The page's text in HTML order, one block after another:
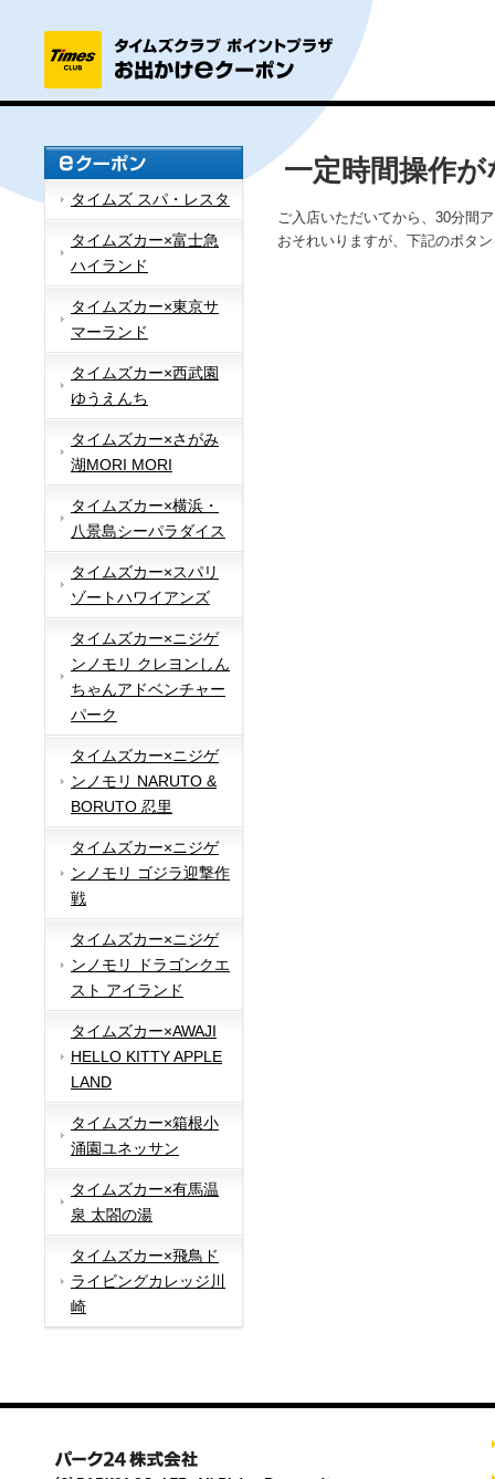
タイムズ スパ・レスタ
タイムズカー×富士急
ハイランド
タイムズカー×東京サ
マーランド
タイムズカー×西武園
ゆうえんち
タイムズカー×さがみ
湖MORI MORI
タイムズカー×横浜・
八景島シーパラダイス
タイムズカー×スパリ
ゾートハワイアンズ
タイムズカー×ニジゲ
ンノモリ クレヨンしん
ちゃんアドベンチャー
パーク
タイムズカー×ニジゲ
ンノモリ NARUTO &
BORUTO 忍里
タイムズカー×ニジゲ
ンノモリ ゴジラ迎撃作
戦
タイムズカー×ニジゲ
ンノモリ ドラゴンクエ
スト アイランド
タイムズカー×AWAJI
HELLO KITTY APPLE
LAND
タイムズカー×箱根小
涌園ユネッサン
タイムズカー×有馬温
泉 太閤の湯
タイムズカー×飛鳥ド
ライビングカレッジ川
崎
一定時間操作
ご入店いただいてから、30分間
おそれいりますが、下記のボタ